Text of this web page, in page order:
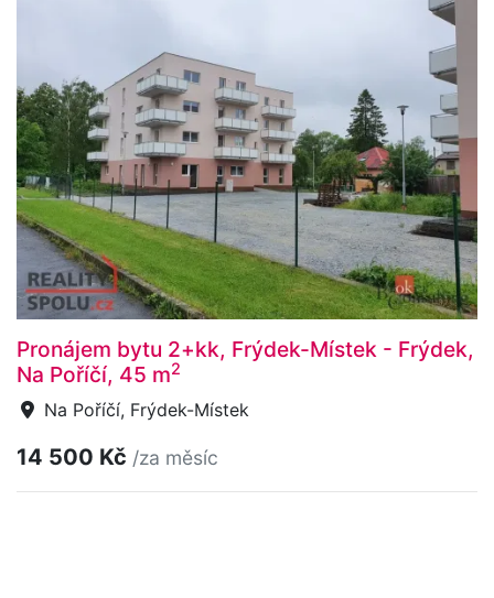
Pronájem bytu 2+kk, Frýdek-Místek - Frýdek,
Na Poříčí, 45 m2
Na Poříčí, Frýdek-Místek
14 500 Kč /za měsíc